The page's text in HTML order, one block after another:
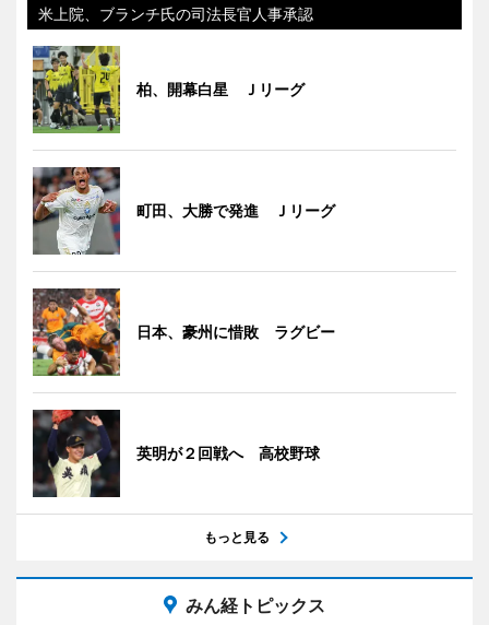
米上院、ブランチ氏の司法長官人事承認
柏、開幕白星 Ｊリーグ
町田、大勝で発進 Ｊリーグ
日本、豪州に惜敗 ラグビー
英明が２回戦へ 高校野球
もっと見る
みん経トピックス